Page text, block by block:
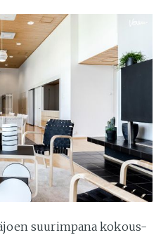
suurimpana kokous-